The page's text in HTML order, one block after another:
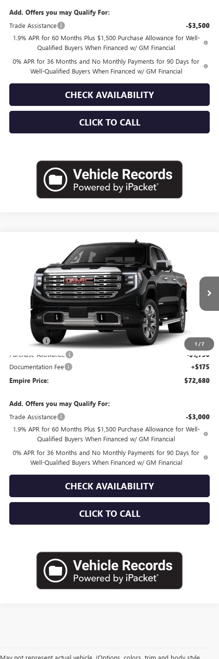
Add. Offers you may Qualify For:
Trade Assistance
-$3,500
1.9% APR for 60 Months Plus $1,500 Purchase Allowance for Well-
Qualified Buyers When Financed w/ GM Financial
0% APR for 36 Months and No Monthly Payments for 90 Days for
Well-Qualified Buyers When Financed w/ GM Financial
CHECK AVAILABILITY
CLICK TO CALL
1 /7
GMC SIERRA 1500DENALI
3GTUUGED1TG456017Stock:260398Model:TK10543
In Transit Ext.
$72,680
EMPIRE PRICE
Less
$76,755
Bonus Cash -$2,500
Purchase Allowance -$1,750
Documentation Fee +$175
Empire Price: $72,680
Add. Offers you may Qualify For:
Trade Assistance
-$3,000
1.9% APR for 60 Months Plus $1,500 Purchase Allowance for Well-
Qualified Buyers When Financed w/ GM Financial
0% APR for 36 Months and No Monthly Payments for 90 Days for
Well-Qualified Buyers When Financed w/ GM Financial
CHECK AVAILABILITY
CLICK TO CALL
May not represent actual vehicle. (Options, colors, trim and body style